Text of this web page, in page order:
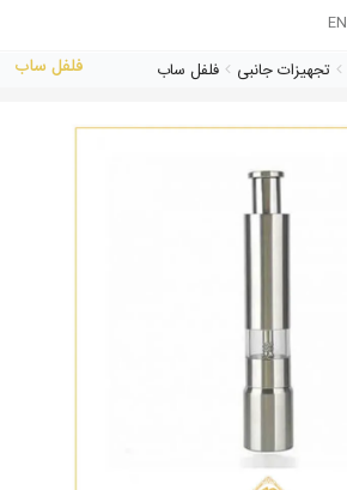
EN
تجهیزات جانبی فلفل ساب فلفل ساب